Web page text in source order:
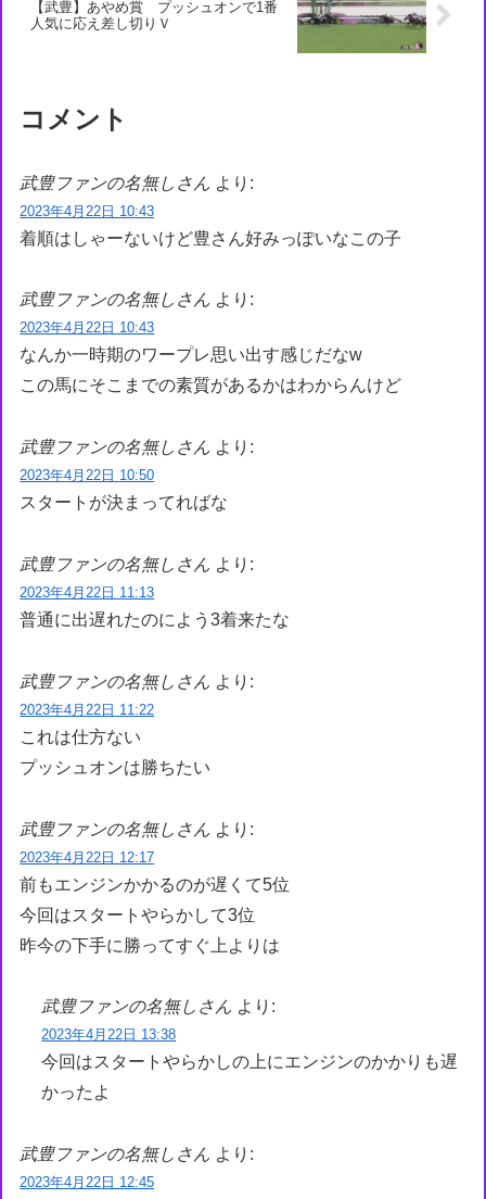
【武豊】あやめ賞 プッシュオンで1番
人気に応え差し切りＶ
コメント
武豊ファンの名無しさん より:
2023年4月22日 10:43
着順はしゃーないけど豊さん好みっぽいなこの子
武豊ファンの名無しさん より:
2023年4月22日 10:43
なんか一時期のワープレ思い出す感じだなw
この馬にそこまでの素質があるかはわからんけど
武豊ファンの名無しさん より:
2023年4月22日 10:50
スタートが決まってればな
武豊ファンの名無しさん より:
2023年4月22日 11:13
普通に出遅れたのによう3着来たな
武豊ファンの名無しさん より:
2023年4月22日 11:22
これは仕方ない
プッシュオンは勝ちたい
武豊ファンの名無しさん より:
2023年4月22日 12:17
前もエンジンかかるのが遅くて5位
今回はスタートやらかして3位
昨今の下手に勝ってすぐ上よりは
武豊ファンの名無しさん より:
2023年4月22日 13:38
今回はスタートやらかしの上にエンジンのかかりも遅
かったよ
武豊ファンの名無しさん より:
2023年4月22日 12:45